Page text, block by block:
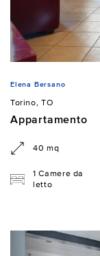
Elena Bersano
Torino, TO
Appartamento
40 mq
1 Camere da
letto